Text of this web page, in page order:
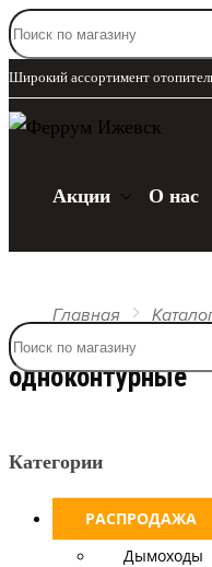
Широкий ассортимент
Акции О нас
Главная
одноконтурные
Категории
РАСПРОДАЖА
Дымоходы